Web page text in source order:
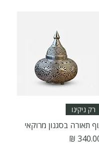
רק ניקינו
תאורה בסגנון מרוקאי